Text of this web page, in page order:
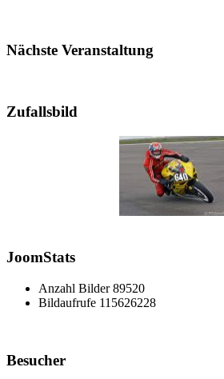
Nächste Veranstaltung
Zufallsbild
JoomStats
Anzahl Bilder 89520
Bildaufrufe 115626228
Besucher